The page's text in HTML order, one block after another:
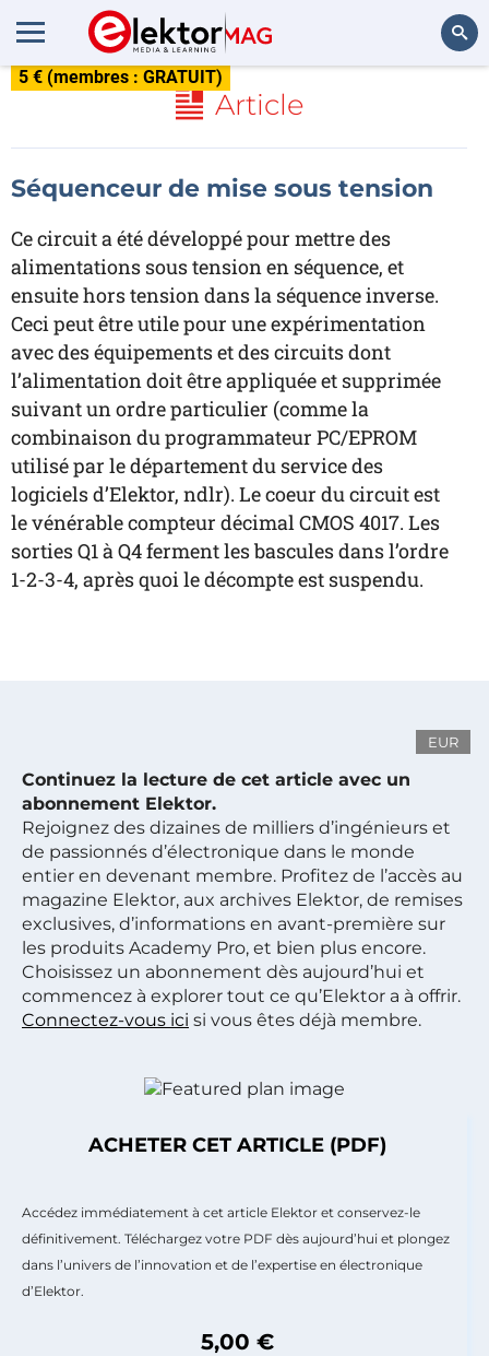
5 € (membres : GRATUIT)
Article
Séquenceur de mise sous tension
Ce circuit a été développé pour mettre des
alimentations sous tension en séquence, et
ensuite hors tension dans la séquence inverse.
Ceci peut être utile pour une expérimentation
avec des équipements et des circuits dont
l’alimentation doit être appliquée et supprimée
suivant un ordre particulier (comme la
combinaison du programmateur PC/EPROM
utilisé par le département du service des
logiciels d’Elektor, ndlr). Le coeur du circuit est
le vénérable compteur décimal CMOS 4017. Les
sorties Q1 à Q4 ferment les bascules dans l’ordre
1-2-3-4, après quoi le décompte est suspendu.
EUR
Continuez la lecture de cet article avec un
abonnement Elektor.
Rejoignez des dizaines de milliers d’ingénieurs et
de passionnés d’électronique dans le monde
entier en devenant membre. Profitez de l’accès au
magazine Elektor, aux archives Elektor, de remises
exclusives, d’informations en avant-première sur
les produits Academy Pro, et bien plus encore.
Choisissez un abonnement dès aujourd’hui et
commencez à explorer tout ce qu’Elektor a à offrir.
Connectez-vous ici si vous êtes déjà membre.
ACHETER CET ARTICLE (PDF)
Accédez immédiatement à cet article Elektor et conservez-le
définitivement. Téléchargez votre PDF dès aujourd’hui et plongez
dans l’univers de l’innovation et de l’expertise en électronique
d’Elektor.
5,00 €